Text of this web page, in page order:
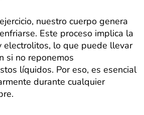
nuestro cuerpo genera
Este proceso implica la
electrolitos, lo que puede llevar
si no reponemos
líquidos. Por eso, es esencial
durante cualquier